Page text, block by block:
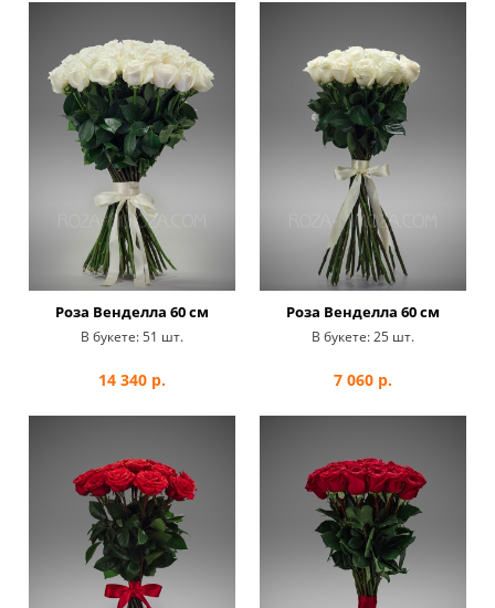
Роза Венделла 60 см
В букете:51 шт.
14 340 р.
Роза Венделла 60 см
В букете:25 шт.
7 060 р.